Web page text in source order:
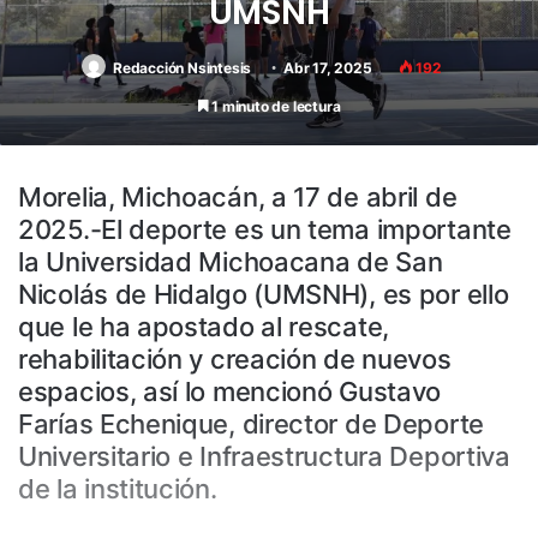
UMSNH
Redacción Nsintesis Abr 17, 2025 192
1 minuto de lectura
Morelia, Michoacán, a 17 de abril de
2025.-El deporte es un tema importante
la Universidad Michoacana de San
Nicolás de Hidalgo (UMSNH), es por ello
que le ha apostado al rescate,
rehabilitación y creación de nuevos
espacios, así lo mencionó Gustavo
Farías Echenique, director de Deporte
Universitario e Infraestructura Deportiva
de la institución.